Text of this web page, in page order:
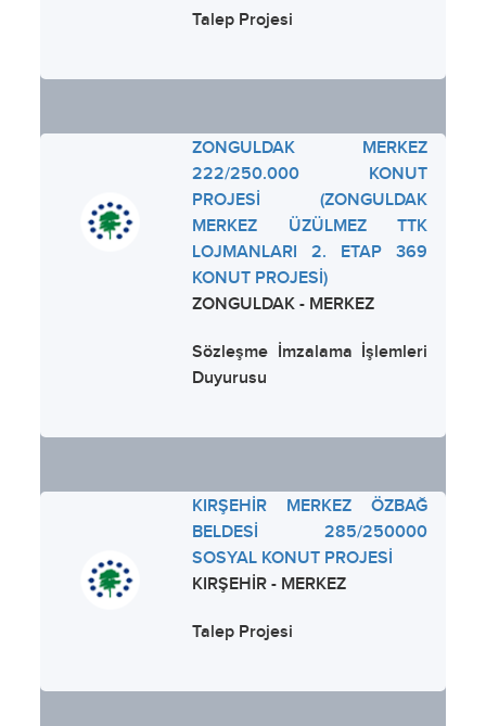
Talep Projesi
ZONGULDAK MERKEZ
222/250.000 KONUT
PROJESİ (ZONGULDAK
MERKEZ ÜZÜLMEZ TTK
LOJMANLARI 2. ETAP 369
KONUT PROJESİ)
ZONGULDAK - MERKEZ
Sözleşme İmzalama İşlemleri
Duyurusu
KIRŞEHİR MERKEZ ÖZBAĞ
BELDESİ 285/250000
SOSYAL KONUT PROJESİ
KIRŞEHİR - MERKEZ
Talep Projesi